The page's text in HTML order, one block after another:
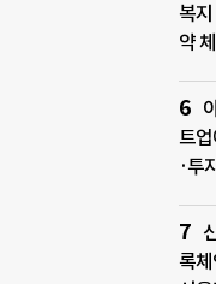
복지
약
트
·투
록